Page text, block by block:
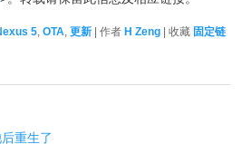
5 ,OTA ,更新 | 作者H Zeng | 收藏 固定链
重生了